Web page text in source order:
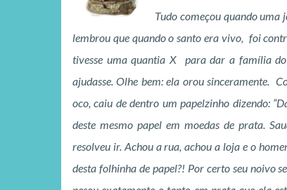
Tudo começou quando uma
lembrou que quando o santo era vivo, foi
tivesse uma quantia X para dar a família
ajudasse. Olhe bem: ela orou sinceramente.
oco, caiu de dentro um papelzinho dizendo:
deste mesmo papel em moedas de prata.
resolveu ir. Achou a rua, achou a loja e o
desta folhinha de papel?! Por certo seu noivo